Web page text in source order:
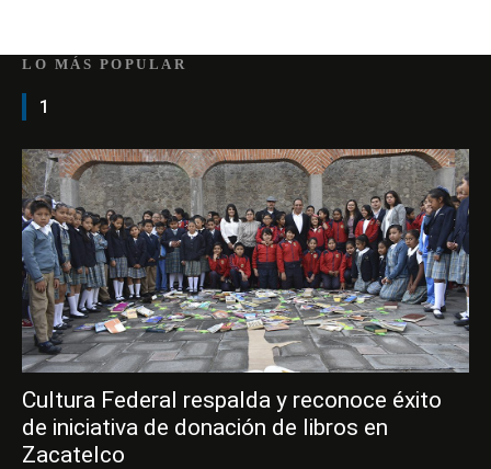
LO MÁS POPULAR
1
Cultura Federal respalda y reconoce éxito
de iniciativa de donación de libros en
Zacatelco